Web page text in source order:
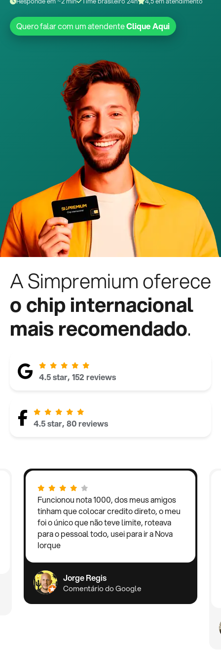
Quero falar com um atendenteClique Aqui
A Simpremium oferece
o chip internacional
mais recomendado.
4.5 star, 152 reviews
4.5 star, 80 reviews
Funcionou nota 1000, dos meus amigos
tinham que colocar credito direto, o meu
foi o único que não teve limite, roteava
para o pessoal todo, usei para ir a Nova
Iorque
Jorge Regis
Comentário do Google